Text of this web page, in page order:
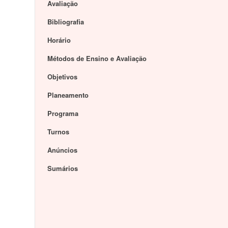
Avaliação
Bibliografia
Horário
Métodos de Ensino e Avaliação
Objetivos
Planeamento
Programa
Turnos
Anúncios
Sumários